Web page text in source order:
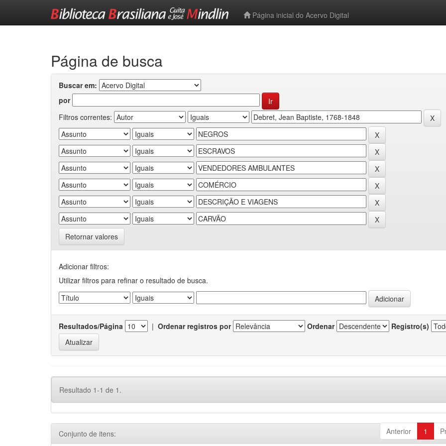
Página inicial do Acervo Digital
Página de busca
Buscar em:
por
Filtros correntes:
Retornar valores
Adicionar filtros:
Utilizar filtros para refinar o resultado de busca.
Resultados/Página | Ordenar registros por Ordenar Registro(s)
Resultado 1-1 de 1.
Anterior 1
Conjunto de itens: